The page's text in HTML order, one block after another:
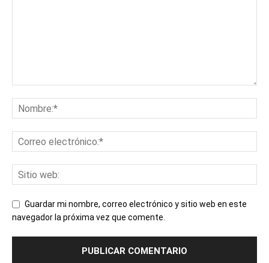
Guardar mi nombre, correo electrónico y sitio web en este
navegador la próxima vez que comente.